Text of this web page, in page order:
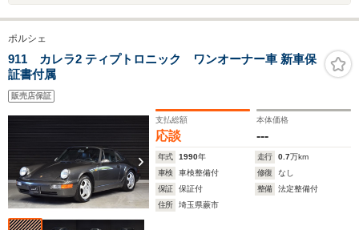
ポルシェ
911 カレラ2 ティプトロニック ワンオーナー車 新車保
証書付属
販売店保証
支払総額
応談
本体価格
---
年式 1990年 走行 0.7万km
車検
車検整備付 修復
なし
保証
保証付 整備
法定整備付
住所
埼玉県蕨市